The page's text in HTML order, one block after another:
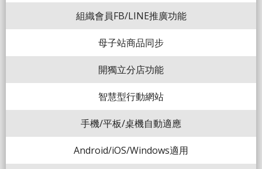
組織會員FB/LINE推廣功能
母子站商品同步
開獨立分店功能
智慧型行動網站
手機/平板/桌機自動適應
Android/iOS/Windows適用